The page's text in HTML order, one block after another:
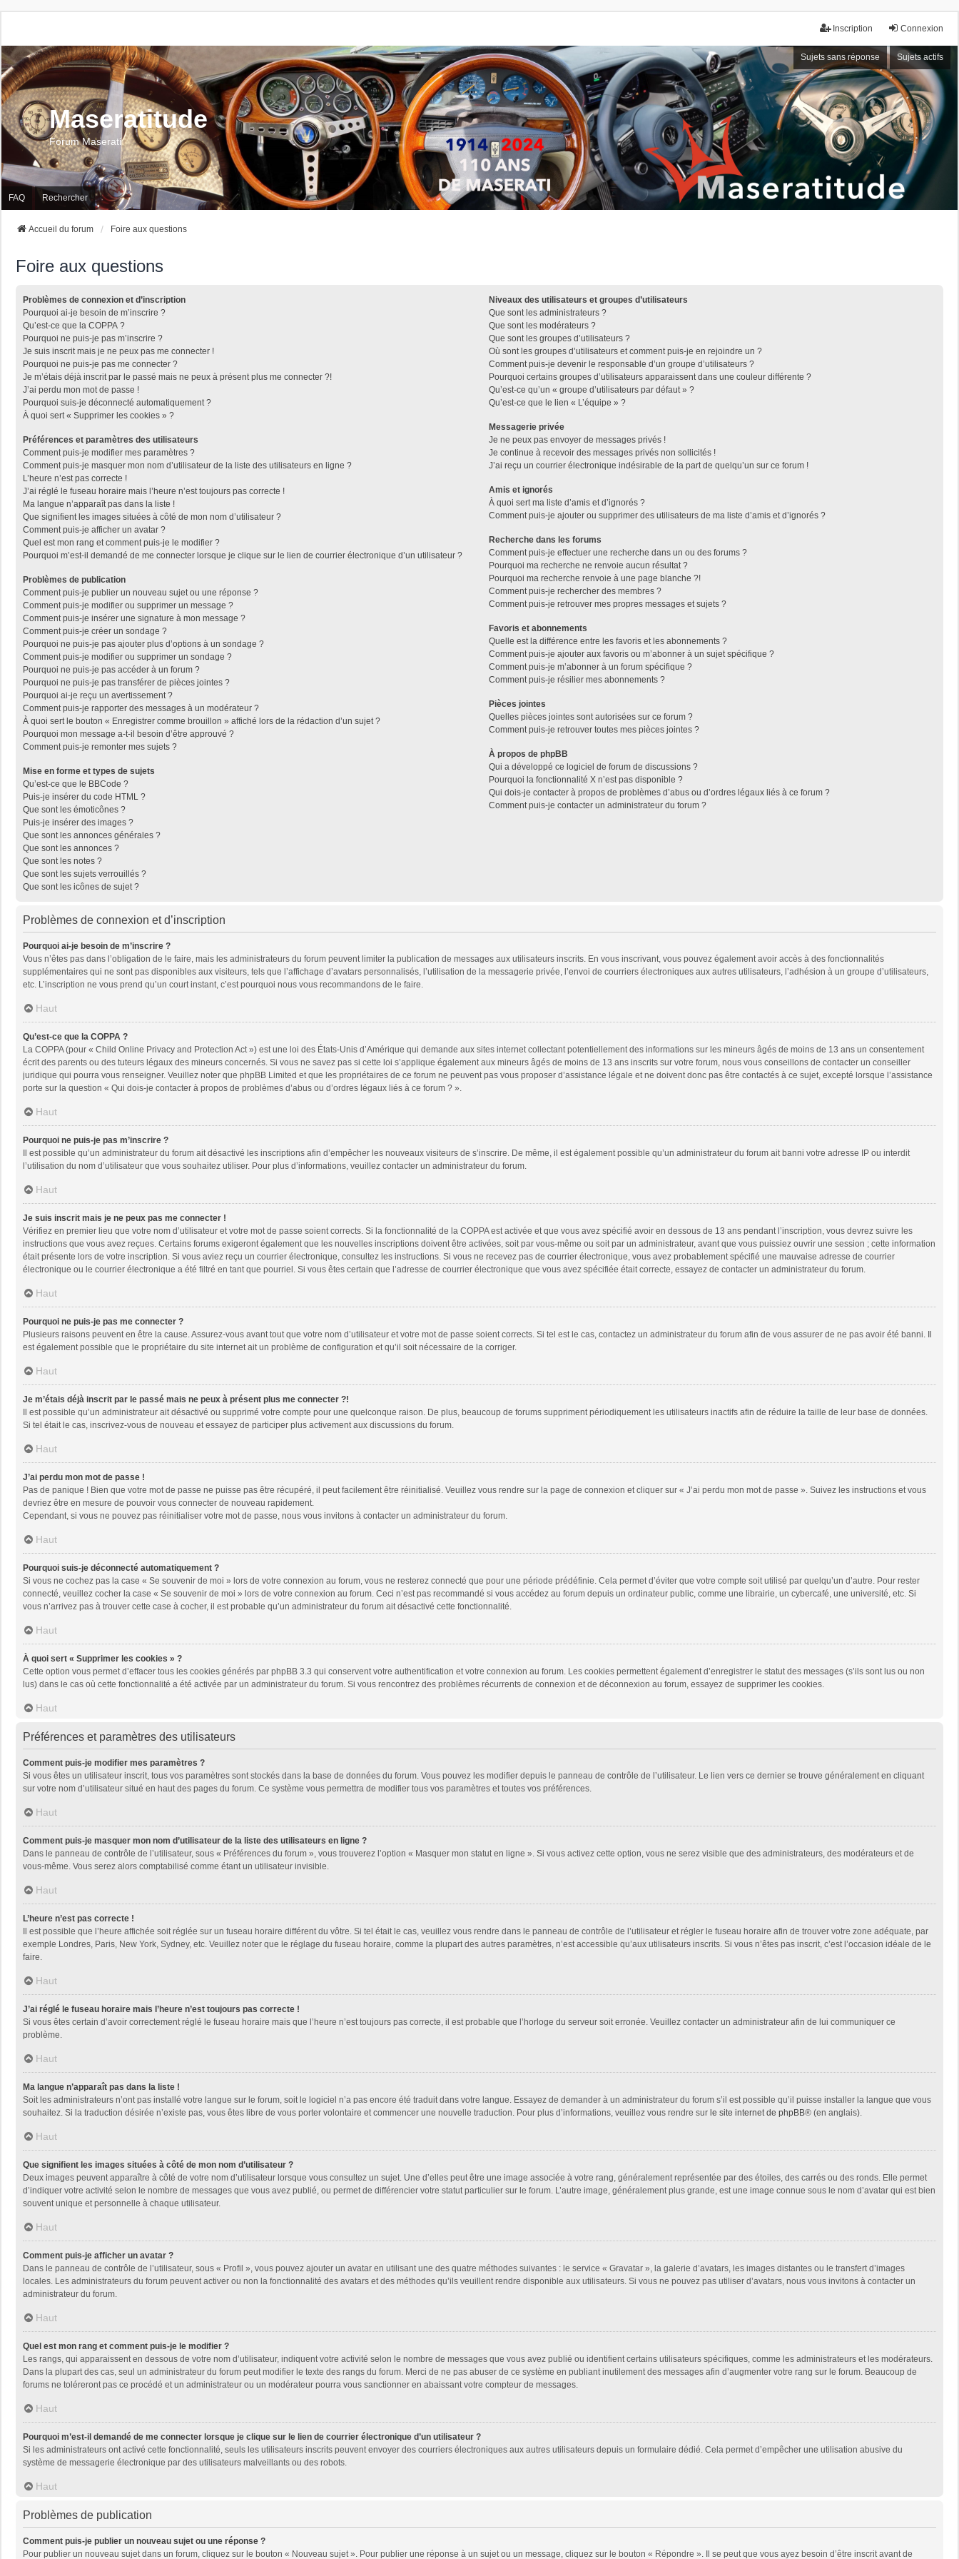
Connexion
Inscription
Sujets sans réponse Sujets actifs
Maseratitude
Forum Maserati
FAQ Rechercher
Accueil du forum Foire aux questions
Foire aux questions
Problèmes de connexion et d’inscription
Pourquoi ai-je besoin de m’inscrire ?
Qu’est-ce que la COPPA ?
Pourquoi ne puis-je pas m’inscrire ?
Je suis inscrit mais je ne peux pas me connecter !
Pourquoi ne puis-je pas me connecter ?
Je m’étais déjà inscrit par le passé mais ne peux à présent plus me connecter ?!
J’ai perdu mon mot de passe !
Pourquoi suis-je déconnecté automatiquement ?
À quoi sert « Supprimer les cookies » ?
Préférences et paramètres des utilisateurs
Comment puis-je modifier mes paramètres ?
Comment puis-je masquer mon nom d’utilisateur de la liste des utilisateurs en ligne ?
L’heure n’est pas correcte !
J’ai réglé le fuseau horaire mais l’heure n’est toujours pas correcte !
Ma langue n’apparaît pas dans la liste !
Que signifient les images situées à côté de mon nom d’utilisateur ?
Comment puis-je afficher un avatar ?
Quel est mon rang et comment puis-je le modifier ?
Pourquoi m’est-il demandé de me connecter lorsque je clique sur le lien de courrier électronique d’un utilisateur ?
Problèmes de publication
Comment puis-je publier un nouveau sujet ou une réponse ?
Comment puis-je modifier ou supprimer un message ?
Comment puis-je insérer une signature à mon message ?
Comment puis-je créer un sondage ?
Pourquoi ne puis-je pas ajouter plus d’options à un sondage ?
Comment puis-je modifier ou supprimer un sondage ?
Pourquoi ne puis-je pas accéder à un forum ?
Pourquoi ne puis-je pas transférer de pièces jointes ?
Pourquoi ai-je reçu un avertissement ?
Comment puis-je rapporter des messages à un modérateur ?
À quoi sert le bouton « Enregistrer comme brouillon » affiché lors de la rédaction d’un sujet ?
Pourquoi mon message a-t-il besoin d’être approuvé ?
Comment puis-je remonter mes sujets ?
Mise en forme et types de sujets
Qu’est-ce que le BBCode ?
Puis-je insérer du code HTML ?
Que sont les émoticônes ?
Puis-je insérer des images ?
Que sont les annonces générales ?
Que sont les annonces ?
Que sont les notes ?
Que sont les sujets verrouillés ?
Que sont les icônes de sujet ?
Niveaux des utilisateurs et groupes d’utilisateurs
Que sont les administrateurs ?
Que sont les modérateurs ?
Que sont les groupes d’utilisateurs ?
Où sont les groupes d’utilisateurs et comment puis-je en rejoindre un ?
Comment puis-je devenir le responsable d’un groupe d’utilisateurs ?
Pourquoi certains groupes d’utilisateurs apparaissent dans une couleur différente ?
Qu’est-ce qu’un « groupe d’utilisateurs par défaut » ?
Qu’est-ce que le lien « L’équipe » ?
Messagerie privée
Je ne peux pas envoyer de messages privés !
Je continue à recevoir des messages privés non sollicités !
J’ai reçu un courrier électronique indésirable de la part de quelqu’un sur ce forum !
Amis et ignorés
À quoi sert ma liste d’amis et d’ignorés ?
Comment puis-je ajouter ou supprimer des utilisateurs de ma liste d’amis et d’ignorés ?
Recherche dans les forums
Comment puis-je effectuer une recherche dans un ou des forums ?
Pourquoi ma recherche ne renvoie aucun résultat ?
Pourquoi ma recherche renvoie à une page blanche ?!
Comment puis-je rechercher des membres ?
Comment puis-je retrouver mes propres messages et sujets ?
Favoris et abonnements
Quelle est la différence entre les favoris et les abonnements ?
Comment puis-je ajouter aux favoris ou m’abonner à un sujet spécifique ?
Comment puis-je m’abonner à un forum spécifique ?
Comment puis-je résilier mes abonnements ?
Pièces jointes
Quelles pièces jointes sont autorisées sur ce forum ?
Comment puis-je retrouver toutes mes pièces jointes ?
À propos de phpBB
Qui a développé ce logiciel de forum de discussions ?
Pourquoi la fonctionnalité X n’est pas disponible ?
Qui dois-je contacter à propos de problèmes d’abus ou d’ordres légaux liés à ce forum ?
Comment puis-je contacter un administrateur du forum ?
Problèmes de connexion et d’inscription
Pourquoi ai-je besoin de m’inscrire ?
Vous n’êtes pas dans l’obligation de le faire, mais les administrateurs du forum peuvent limiter la publication de messages aux utilisateurs inscrits. En vous inscrivant, vous pouvez également avoir accès à des fonctionnalités
supplémentaires qui ne sont pas disponibles aux visiteurs, tels que l’affichage d’avatars personnalisés, l’utilisation de la messagerie privée, l’envoi de courriers électroniques aux autres utilisateurs, l’adhésion à un groupe d’utilisateurs,
etc. L’inscription ne vous prend qu’un court instant, c’est pourquoi nous vous recommandons de le faire.
Haut
Qu’est-ce que la COPPA ?
La COPPA (pour « Child Online Privacy and Protection Act ») est une loi des États-Unis d’Amérique qui demande aux sites internet collectant potentiellement des informations sur les mineurs âgés de moins de 13 ans un consentement
écrit des parents ou des tuteurs légaux des mineurs concernés. Si vous ne savez pas si cette loi s’applique également aux mineurs âgés de moins de 13 ans inscrits sur votre forum, nous vous conseillons de contacter un conseiller
juridique qui pourra vous renseigner. Veuillez noter que phpBB Limited et que les propriétaires de ce forum ne peuvent pas vous proposer d’assistance légale et ne doivent donc pas être contactés à ce sujet, excepté lorsque l’assistance
porte sur la question « Qui dois-je contacter à propos de problèmes d’abus ou d’ordres légaux liés à ce forum ? ».
Haut
Pourquoi ne puis-je pas m’inscrire ?
Il est possible qu’un administrateur du forum ait désactivé les inscriptions afin d’empêcher les nouveaux visiteurs de s’inscrire. De même, il est également possible qu’un administrateur du forum ait banni votre adresse IP ou interdit
l’utilisation du nom d’utilisateur que vous souhaitez utiliser. Pour plus d’informations, veuillez contacter un administrateur du forum.
Haut
Je suis inscrit mais je ne peux pas me connecter !
Vérifiez en premier lieu que votre nom d’utilisateur et votre mot de passe soient corrects. Si la fonctionnalité de la COPPA est activée et que vous avez spécifié avoir en dessous de 13 ans pendant l’inscription, vous devrez suivre les
instructions que vous avez reçues. Certains forums exigeront également que les nouvelles inscriptions doivent être activées, soit par vous-même ou soit par un administrateur, avant que vous puissiez ouvrir une session ; cette information
était présente lors de votre inscription. Si vous aviez reçu un courrier électronique, consultez les instructions. Si vous ne recevez pas de courrier électronique, vous avez probablement spécifié une mauvaise adresse de courrier
électronique ou le courrier électronique a été filtré en tant que pourriel. Si vous êtes certain que l’adresse de courrier électronique que vous avez spécifiée était correcte, essayez de contacter un administrateur du forum.
Haut
Pourquoi ne puis-je pas me connecter ?
Plusieurs raisons peuvent en être la cause. Assurez-vous avant tout que votre nom d’utilisateur et votre mot de passe soient corrects. Si tel est le cas, contactez un administrateur du forum afin de vous assurer de ne pas avoir été banni. Il
est également possible que le propriétaire du site internet ait un problème de configuration et qu’il soit nécessaire de la corriger.
Haut
Je m’étais déjà inscrit par le passé mais ne peux à présent plus me connecter ?!
Il est possible qu’un administrateur ait désactivé ou supprimé votre compte pour une quelconque raison. De plus, beaucoup de forums suppriment périodiquement les utilisateurs inactifs afin de réduire la taille de leur base de données.
Si tel était le cas, inscrivez-vous de nouveau et essayez de participer plus activement aux discussions du forum.
Haut
J’ai perdu mon mot de passe !
Pas de panique ! Bien que votre mot de passe ne puisse pas être récupéré, il peut facilement être réinitialisé. Veuillez vous rendre sur la page de connexion et cliquer sur « J’ai perdu mon mot de passe ». Suivez les instructions et vous
devriez être en mesure de pouvoir vous connecter de nouveau rapidement.
Cependant, si vous ne pouvez pas réinitialiser votre mot de passe, nous vous invitons à contacter un administrateur du forum.
Haut
Pourquoi suis-je déconnecté automatiquement ?
Si vous ne cochez pas la case « Se souvenir de moi » lors de votre connexion au forum, vous ne resterez connecté que pour une période prédéfinie. Cela permet d’éviter que votre compte soit utilisé par quelqu’un d’autre. Pour rester
connecté, veuillez cocher la case « Se souvenir de moi » lors de votre connexion au forum. Ceci n’est pas recommandé si vous accédez au forum depuis un ordinateur public, comme une librairie, un cybercafé, une université, etc. Si
vous n’arrivez pas à trouver cette case à cocher, il est probable qu’un administrateur du forum ait désactivé cette fonctionnalité.
Haut
À quoi sert « Supprimer les cookies » ?
Cette option vous permet d’effacer tous les cookies générés par phpBB 3.3 qui conservent votre authentification et votre connexion au forum. Les cookies permettent également d’enregistrer le statut des messages (s’ils sont lus ou non
lus) dans le cas où cette fonctionnalité a été activée par un administrateur du forum. Si vous rencontrez des problèmes récurrents de connexion et de déconnexion au forum, essayez de supprimer les cookies.
Haut
Préférences et paramètres des utilisateurs
Comment puis-je modifier mes paramètres ?
Si vous êtes un utilisateur inscrit, tous vos paramètres sont stockés dans la base de données du forum. Vous pouvez les modifier depuis le panneau de contrôle de l’utilisateur. Le lien vers ce dernier se trouve généralement en cliquant
sur votre nom d’utilisateur situé en haut des pages du forum. Ce système vous permettra de modifier tous vos paramètres et toutes vos préférences.
Haut
Comment puis-je masquer mon nom d’utilisateur de la liste des utilisateurs en ligne ?
Dans le panneau de contrôle de l’utilisateur, sous « Préférences du forum », vous trouverez l’option « Masquer mon statut en ligne ». Si vous activez cette option, vous ne serez visible que des administrateurs, des modérateurs et de
vous-même. Vous serez alors comptabilisé comme étant un utilisateur invisible.
Haut
L’heure n’est pas correcte !
Il est possible que l’heure affichée soit réglée sur un fuseau horaire différent du vôtre. Si tel était le cas, veuillez vous rendre dans le panneau de contrôle de l’utilisateur et régler le fuseau horaire afin de trouver votre zone adéquate, par
exemple Londres, Paris, New York, Sydney, etc. Veuillez noter que le réglage du fuseau horaire, comme la plupart des autres paramètres, n’est accessible qu’aux utilisateurs inscrits. Si vous n’êtes pas inscrit, c’est l’occasion idéale de le
faire.
Haut
J’ai réglé le fuseau horaire mais l’heure n’est toujours pas correcte !
Si vous êtes certain d’avoir correctement réglé le fuseau horaire mais que l’heure n’est toujours pas correcte, il est probable que l’horloge du serveur soit erronée. Veuillez contacter un administrateur afin de lui communiquer ce
problème.
Haut
Ma langue n’apparaît pas dans la liste !
Soit les administrateurs n’ont pas installé votre langue sur le forum, soit le logiciel n’a pas encore été traduit dans votre langue. Essayez de demander à un administrateur du forum s’il est possible qu’il puisse installer la langue que vous
souhaitez. Si la traduction désirée n’existe pas, vous êtes libre de vous porter volontaire et commencer une nouvelle traduction. Pour plus d’informations, veuillez vous rendre sur le site internet de phpBB® (en anglais).
Haut
Que signifient les images situées à côté de mon nom d’utilisateur ?
Deux images peuvent apparaître à côté de votre nom d’utilisateur lorsque vous consultez un sujet. Une d’elles peut être une image associée à votre rang, généralement représentée par des étoiles, des carrés ou des ronds. Elle permet
d’indiquer votre activité selon le nombre de messages que vous avez publié, ou permet de différencier votre statut particulier sur le forum. L’autre image, généralement plus grande, est une image connue sous le nom d’avatar qui est bien
souvent unique et personnelle à chaque utilisateur.
Haut
Comment puis-je afficher un avatar ?
Dans le panneau de contrôle de l’utilisateur, sous « Profil », vous pouvez ajouter un avatar en utilisant une des quatre méthodes suivantes : le service « Gravatar », la galerie d’avatars, les images distantes ou le transfert d’images
locales. Les administrateurs du forum peuvent activer ou non la fonctionnalité des avatars et des méthodes qu’ils veuillent rendre disponible aux utilisateurs. Si vous ne pouvez pas utiliser d’avatars, nous vous invitons à contacter un
administrateur du forum.
Haut
Quel est mon rang et comment puis-je le modifier ?
Les rangs, qui apparaissent en dessous de votre nom d’utilisateur, indiquent votre activité selon le nombre de messages que vous avez publié ou identifient certains utilisateurs spécifiques, comme les administrateurs et les modérateurs.
Dans la plupart des cas, seul un administrateur du forum peut modifier le texte des rangs du forum. Merci de ne pas abuser de ce système en publiant inutilement des messages afin d’augmenter votre rang sur le forum. Beaucoup de
forums ne toléreront pas ce procédé et un administrateur ou un modérateur pourra vous sanctionner en abaissant votre compteur de messages.
Haut
Pourquoi m’est-il demandé de me connecter lorsque je clique sur le lien de courrier électronique d’un utilisateur ?
Si les administrateurs ont activé cette fonctionnalité, seuls les utilisateurs inscrits peuvent envoyer des courriers électroniques aux autres utilisateurs depuis un formulaire dédié. Cela permet d’empêcher une utilisation abusive du
système de messagerie électronique par des utilisateurs malveillants ou des robots.
Haut
Problèmes de publication
Comment puis-je publier un nouveau sujet ou une réponse ?
Pour publier un nouveau sujet dans un forum, cliquez sur le bouton « Nouveau sujet ». Pour publier une réponse à un sujet ou un message, cliquez sur le bouton « Répondre ». Il se peut que vous ayez besoin d’être inscrit avant de